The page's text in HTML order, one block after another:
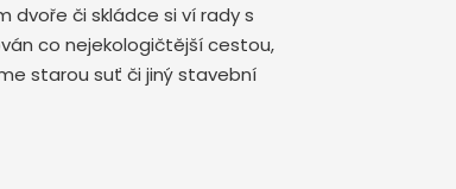
dvoře či skládce si ví rady s
co nejekologičtější cestou,
starou suť či jiný stavební